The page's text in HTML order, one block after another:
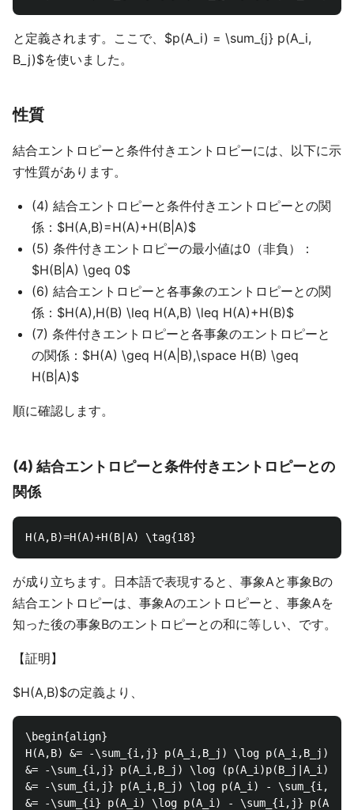
と定義されます。ここで、$p(A_i) = \sum_{j} p(A_i,
B_j)$を使いました。
性質
結合エントロピーと条件付きエントロピーには、以下に示
す性質があります。
(4) 結合エントロピーと条件付きエントロピーとの関
係：$H(A,B)=H(A)+H(B|A)$
(5) 条件付きエントロピーの最小値は0（非負）：
$H(B|A) \geq 0$
(6) 結合エントロピーと各事象のエントロピーとの関
係：$H(A),H(B) \leq H(A,B) \leq H(A)+H(B)$
(7) 条件付きエントロピーと各事象のエントロピーと
の関係：$H(A) \geq H(A|B),\space H(B) \geq
H(B|A)$
順に確認します。
(4) 結合エントロピーと条件付きエントロピーとの
関係
が成り立ちます。日本語で表現すると、事象Aと事象Bの
結合エントロピーは、事象Aのエントロピーと、事象Aを
知った後の事象Bのエントロピーとの和に等しい、です。
【証明】
$H(A,B)$の定義より、
\begin{align}
H(A,B) &= -\sum_{i,j} p(A_i,B_j) \log p(A_i,B_j) \\
&= -\sum_{i,j} p(A_i,B_j) \log (p(A_i)p(B_j|A_i)) \\
&= -\sum_{i,j} p(A_i,B_j) \log p(A_i) - \sum_{i,j}
&= -\sum_{i} p(A_i) \log p(A_i) - \sum_{i,j}